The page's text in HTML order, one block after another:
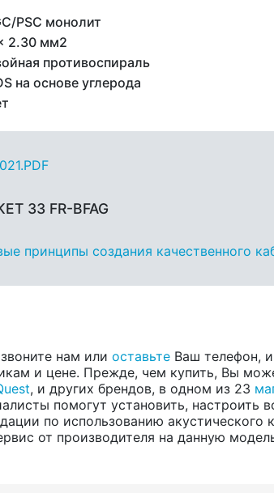
PSC монолит
2.30 мм2
противоспираль
на основе углерода
33 FR-BFAG
принципы создания качественного
нам или оставьте Ваш телефон,
и цене. Прежде, чем купить, Вы
, и других брендов, в одном из 23
помогут установить, настроить
по использованию акустического
от производителя на данную